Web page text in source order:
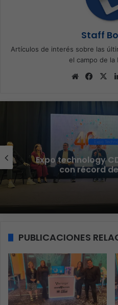
Staff
Artículos de interés sobre las
el campo de la
Sitio
X
Expo
Expo technology
con récord
PUBLICACIONES